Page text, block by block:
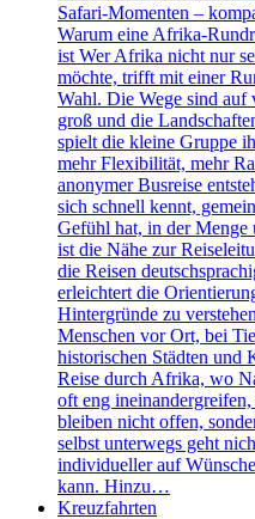
Safari-Momenten –
Warum eine Afrika-
ist Wer Afrika nicht nur
möchte, trifft mit einer
Wahl. Die Wege sind auf
groß und die
spielt die kleine Gruppe
mehr Flexibilität, mehr
anonymer Busreise
sich schnell kennt,
Gefühl hat, in der Menge
ist die Nähe zur
die Reisen
erleichtert die
Hintergründe zu
Menschen vor Ort, bei
historischen Städten und
Reise durch Afrika, wo
oft eng
bleiben nicht offen,
selbst unterwegs geht
individueller auf
kann. Hinzu…
Kreuzfahrten